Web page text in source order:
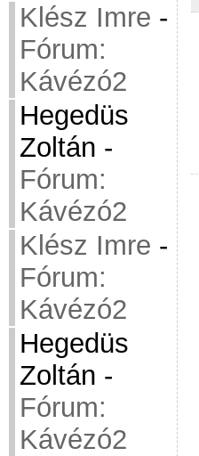
Klész Imre -
Fórum:
Kávézó2
Hegedüs
Zoltán -
Fórum:
Kávézó2
Klész Imre -
Fórum:
Kávézó2
Hegedüs
Zoltán -
Fórum:
Kávézó2